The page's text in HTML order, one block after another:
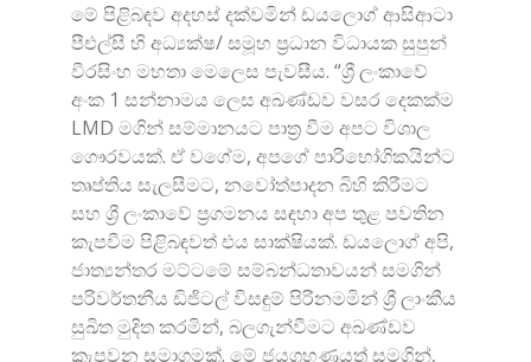
මේ පිළිබඳව අදහස් දක්වමින් ඩයලොග් ආසිආටා
පීඑල්සී හි අධ්‍යක්ෂ/ සමූහ ප්‍රධාන විධායක සුපුන්
වීරසිංහ මහතා මෙලෙස පැවසීය. “ශ්‍රී ලංකාවේ
අංක 1 සන්නාමය ලෙස අඛණ්ඩව වසර දෙකක්ම
LMD මගින් සම්මානයට පාත්‍ර වීම අපට විශාල
ගෞරවයක්. ඒ වගේම, අපගේ පාරිභෝගිකයින්ට
තෘප්තිය සැලසීමට, නවෝත්පාදන බිහි කිරීමට
සහ ශ්‍රී ලංකාවේ ප්‍රගමනය සඳහා අප තුළ පවතින
කැපවීම පිළිබඳවත් එය සාක්ෂියක්. ඩයලොග් අපි,
ජාත්‍යන්තර මට්ටමේ සම්බන්ධතාවයන් සමගින්
පරිවර්තනීය ඩිජිටල් විසඳුම් පිරිනමමින් ශ්‍රී ලාංකීය
සුඛිත මුදිත කරමින්, බලගැන්වීමට අඛණ්ඩව
කැපවන සමාගමක්. මේ ජයග්‍රහණයත් සමගින්,